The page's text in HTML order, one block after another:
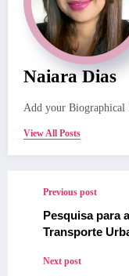
Naiara Dias
Add your Biographical
View All Posts
Previous post
Pesquisa para
Transporte
Next post